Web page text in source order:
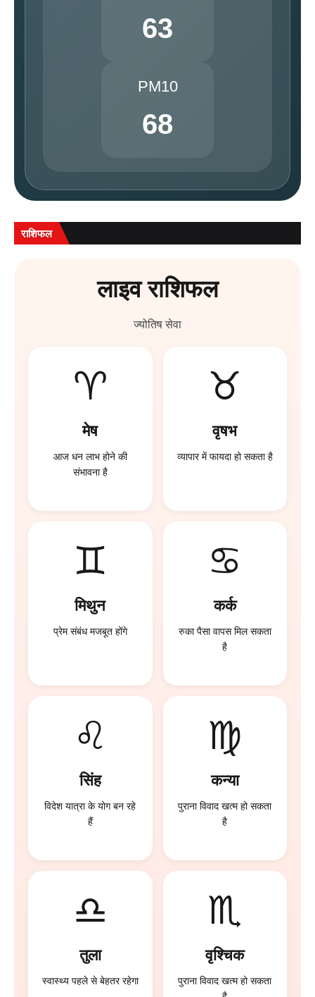
63
PM10
68
राशिफल
लाइव राशिफल
ज्योतिष सेवा
♈
मेष
आज धन लाभ होने की
संभावना है
♉
वृषभ
व्यापार में फायदा हो सकता है
♊
मिथुन
प्रेम संबंध मजबूत होंगे
♋
कर्क
रुका पैसा वापस मिल सकता
है
♌
सिंह
विदेश यात्रा के योग बन रहे
हैं
♍
कन्या
पुराना विवाद खत्म हो सकता
है
♎
तुला
स्वास्थ्य पहले से बेहतर रहेगा
♏
वृश्चिक
पुराना विवाद खत्म हो सकता